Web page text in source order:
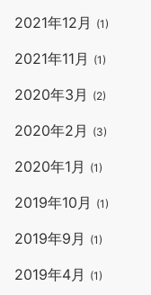
2021年12月 (1)
2021年11月 (1)
2020年3月 (2)
2020年2月 (3)
2020年1月 (1)
2019年10月 (1)
2019年9月 (1)
2019年4月 (1)